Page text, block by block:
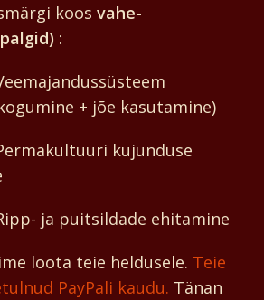
koos vahe-
:
+ jõe kasutamine)
kujunduse
ja puitsildade ehitamine
loota teie heldusele. Teie
PayPali kaudu. Tänan